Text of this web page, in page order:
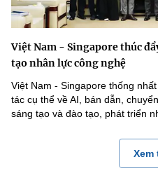
Việt Nam - Singapore thúc
tạo nhân lực công nghệ
Việt Nam - Singapore thống
tác cụ thể về AI, bán dẫn,
sáng tạo và đào tạo, phát triển
Xem